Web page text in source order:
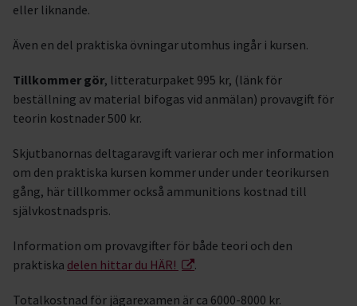
eller liknande.
Även en del praktiska övningar utomhus ingår i kursen.
Tillkommer gör, litteraturpaket 995 kr, (länk för
beställning av material bifogas vid anmälan) provavgift för
teorin kostnader 500 kr.
Skjutbanornas deltagaravgift varierar och mer information
om den praktiska kursen kommer under under teorikursen
gång, här tillkommer också ammunitions kostnad till
självkostnadspris.
Information om provavgifter för både teori och den
praktiska delen hittar du HÄR! .
Totalkostnad för jägarexamen är ca 6000-8000 kr.